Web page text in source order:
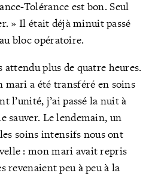
Tolérance est bon. Seul
» Il était déjà minuit passé
bloc opératoire.
plus de quatre heures.
mari a été transféré en soins
l’unité, j’ai passé la nuit à
sauver. Le lendemain, un
soins intensifs nous ont
: mon mari avait repris
revenaient peu à peu à la